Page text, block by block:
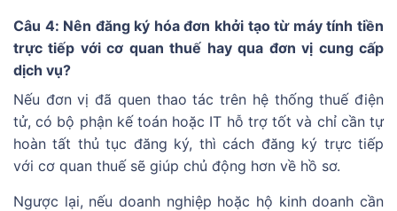
Câu 4: Nên đăng ký hóa đơn khởi tạo từ máy tính tiền
trực tiếp với cơ quan thuế hay qua đơn vị cung cấp
dịch vụ?
Nếu đơn vị đã quen thao tác trên hệ thống thuế điện
tử, có bộ phận kế toán hoặc IT hỗ trợ tốt và chỉ cần tự
hoàn tất thủ tục đăng ký, thì cách đăng ký trực tiếp
với cơ quan thuế sẽ giúp chủ động hơn về hồ sơ.
Ngược lại, nếu doanh nghiệp hoặc hộ kinh doanh cần